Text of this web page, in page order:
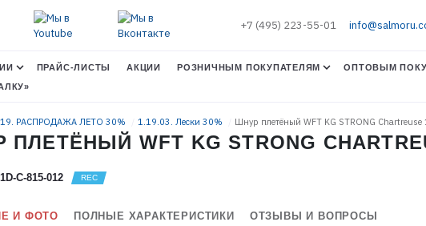
+7 (495) 223-55-01
ПРАЙС-ЛИСТЫ АКЦИИ РОЗНИЧНЫМ ПОКУПАТЕЛЯМ ОПТОВЫМ
РАСПРОДАЖА ЛЕТО 30% 1.19.03. Лески 30% Шнур плетёный WFT KG STRONG
WFT KG STRONG
C-815-012
И ФОТО ПОЛНЫЕ ХАРАКТЕРИСТИКИ ОТЗЫВЫ И ВОПРОСЫ